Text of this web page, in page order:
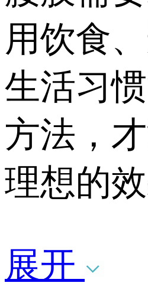
用饮食、
生活习
方法，
理想的效
展开